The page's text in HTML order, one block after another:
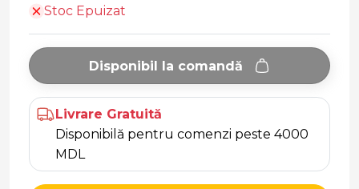
Stoc Epuizat
Disponibil la comandă
Livrare Gratuită
Disponibilă pentru comenzi peste 4000
MDL